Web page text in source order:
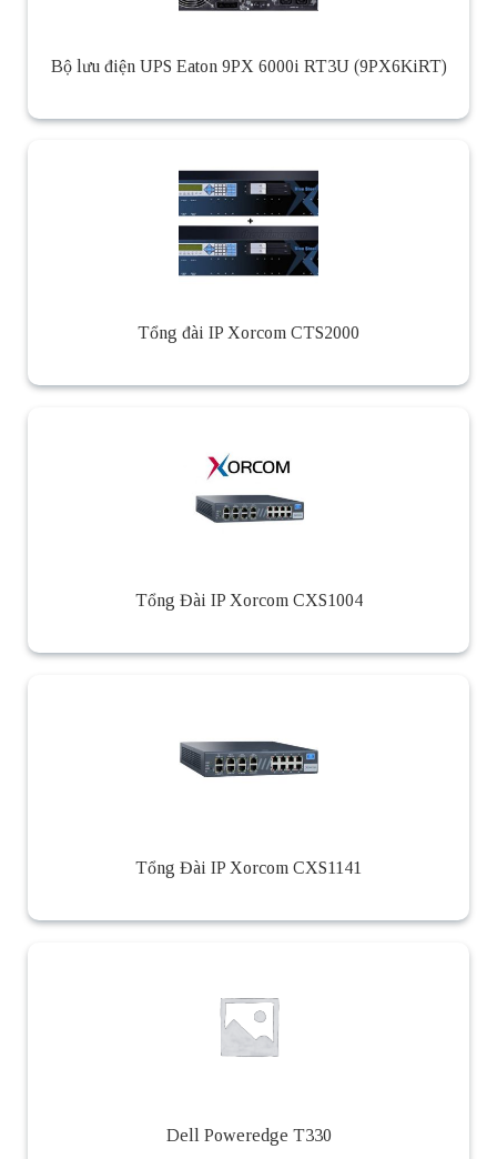
Bộ lưu điện UPS Eaton 9PX 6000i RT3U (9PX6KiRT)
Tổng đài IP Xorcom CTS2000
Tổng Đài IP Xorcom CXS1004
Tổng Đài IP Xorcom CXS1141
Dell Poweredge T330